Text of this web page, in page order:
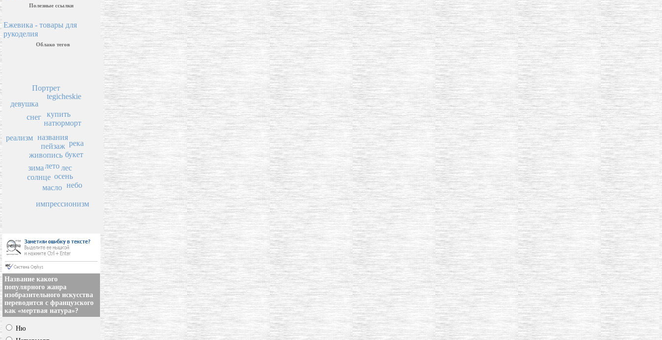
Полезные ссылки
Ежевика - товары для
рукоделия
Облако тегов
пейзаж
названия
живопись
лето
натюрморт
купить
солнце
лес
зима
осень
букет
масло
река
снег
tegicheskie
реализм
небо
импрессионизм
Портрет
девушка
Название какого
популярного жанра
изобразительного искусства
переводится с французского
как «мертвая натура»?
Ню